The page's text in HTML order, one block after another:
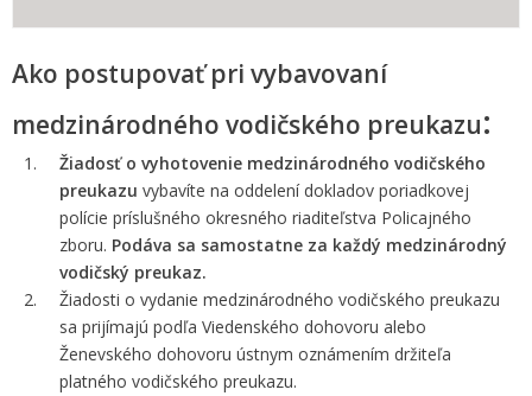
Ako postupovať pri vybavovaní
medzinárodného vodičského preukazu:
Žiadosť o vyhotovenie medzinárodného vodičského
preukazu vybavíte na oddelení dokladov poriadkovej
polície príslušného okresného riaditeľstva Policajného
zboru. Podáva sa samostatne za každý medzinárodný
vodičský preukaz.
Žiadosti o vydanie medzinárodného vodičského preukazu
sa prijímajú podľa Viedenského dohovoru alebo
Ženevského dohovoru ústnym oznámením držiteľa
platného vodičského preukazu.